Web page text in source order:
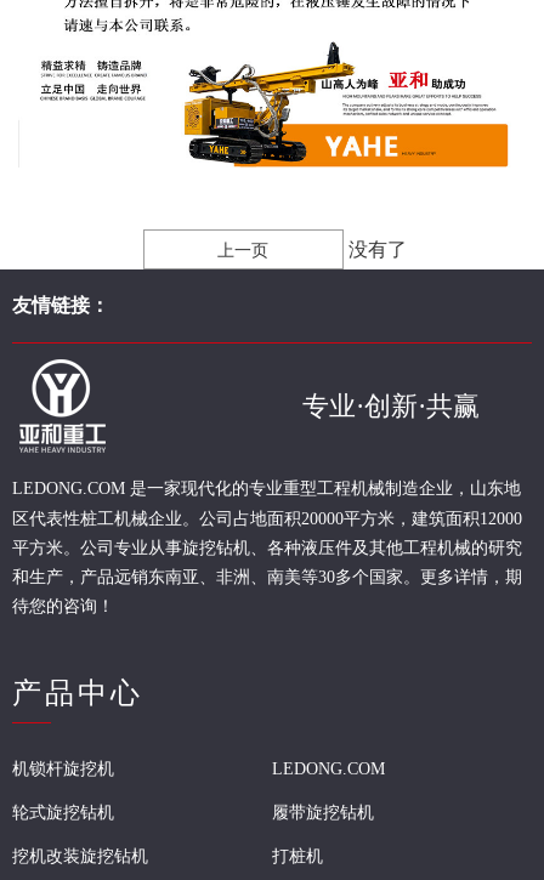
上一页 没有了
友情链接：
专业·创新·共赢
LEDONG.COM 是一家现代化的专业重型工程机械制造企业，山东地
区代表性桩工机械企业。 公司占地面积20000平方米，建筑面积12000
平方米。公司专业从事旋挖钻机、各种液压件及其他工程机械的研究
和生产，产品远销东南亚、非洲、南美等30多个国家。更多详情，期
待您的咨询！
产品中心
机锁杆旋挖机 LEDONG.COM
轮式旋挖钻机 履带旋挖钻机
挖机改装旋挖钻机 打桩机